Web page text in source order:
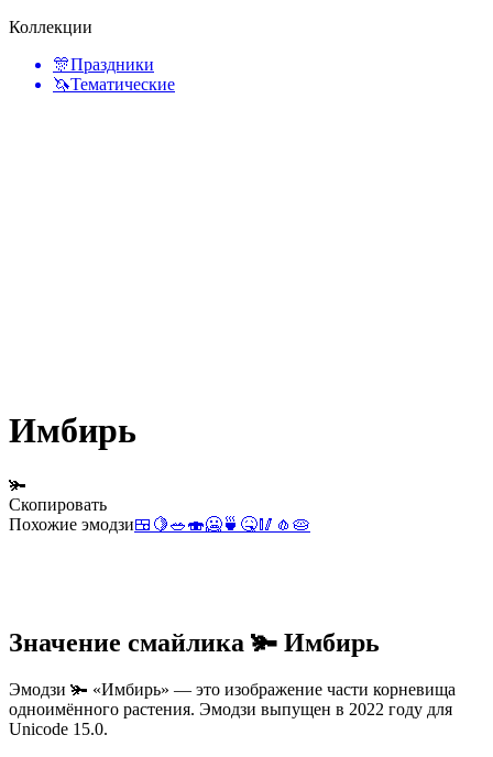
Коллекции
🎊Праздники
🦄Тематические
Имбирь
🫚
Скопировать
Похожие эмодзи🍱 🍋🥗🍣🥶🍵 🤒🥢 🧄 🥧
Значение смайлика 🫚 Имбирь
Эмодзи 🫚 «Имбирь» — это изображение части корневища
одноимённого растения. Эмодзи выпущен в 2022 году для
Unicode 15.0.